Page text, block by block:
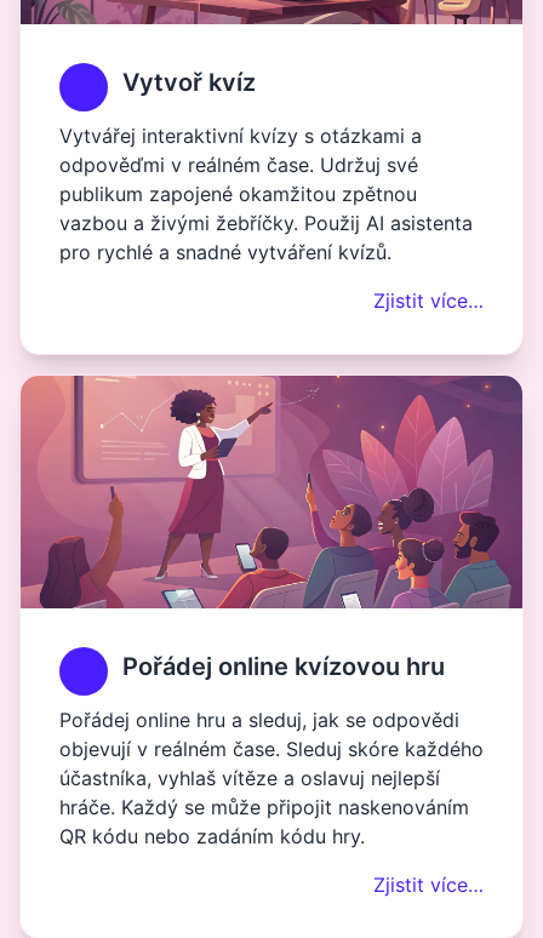
Vytvoř kvíz
Vytvářej interaktivní kvízy s otázkami a
odpověďmi v reálném čase. Udržuj své
publikum zapojené okamžitou zpětnou
vazbou a živými žebříčky. Použij AI asistenta
pro rychlé a snadné vytváření kvízů.
Zjistit více…
Pořádej online kvízovou hru
Pořádej online hru a sleduj, jak se odpovědi
objevují v reálném čase. Sleduj skóre každého
účastníka, vyhlaš vítěze a oslavuj nejlepší
hráče. Každý se může připojit naskenováním
QR kódu nebo zadáním kódu hry.
Zjistit více…